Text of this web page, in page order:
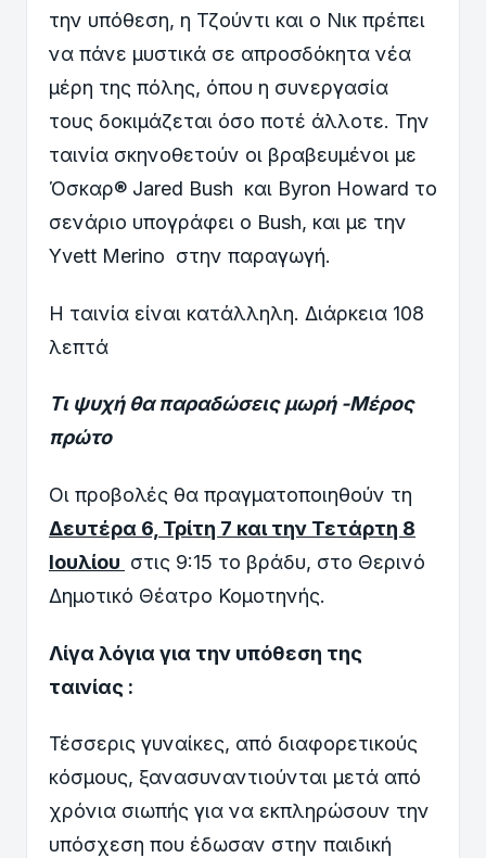
την υπόθεση, η Τζούντι και ο Νικ πρέπει
να πάνε μυστικά σε απροσδόκητα νέα
μέρη της πόλης, όπου η συνεργασία
τους δοκιμάζεται όσο ποτέ άλλοτε. Την
ταινία σκηνοθετούν οι βραβευμένοι με
Όσκαρ® Jared Bush και Byron Howard το
σενάριο υπογράφει ο Bush, και με την
Yvett Merino στην παραγωγή.
Η ταινία είναι κατάλληλη. Διάρκεια 108
λεπτά
Τι ψυχή θα παραδώσεις μωρή -Μέρος
πρώτο
Οι προβολές θα πραγματοποιηθούν τη
Δευτέρα 6, Τρίτη 7 και την Τετάρτη 8
Ιουλίου στις 9:15 το βράδυ, στο Θερινό
Δημοτικό Θέατρο Κομοτηνής.
Λίγα λόγια για την υπόθεση της
ταινίας :
Τέσσερις γυναίκες, από διαφορετικούς
κόσμους, ξανασυναντιούνται μετά από
χρόνια σιωπής για να εκπληρώσουν την
υπόσχεση που έδωσαν στην παιδική